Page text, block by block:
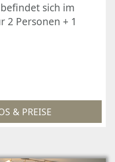
sich im
2 Personen + 1
& PREISE